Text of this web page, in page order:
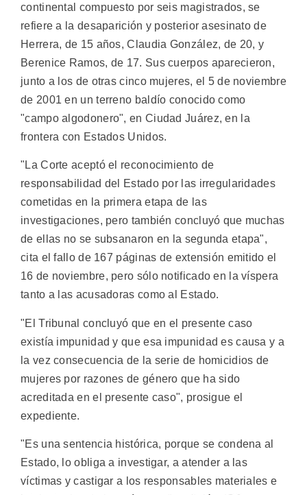
continental compuesto por seis magistrados, se
refiere a la desaparición y posterior asesinato de
Herrera, de 15 años, Claudia González, de 20, y
Berenice Ramos, de 17. Sus cuerpos aparecieron,
junto a los de otras cinco mujeres, el 5 de noviembre
de 2001 en un terreno baldío conocido como
"campo algodonero", en Ciudad Juárez, en la
frontera con Estados Unidos.
"La Corte aceptó el reconocimiento de
responsabilidad del Estado por las irregularidades
cometidas en la primera etapa de las
investigaciones, pero también concluyó que muchas
de ellas no se subsanaron en la segunda etapa",
cita el fallo de 167 páginas de extensión emitido el
16 de noviembre, pero sólo notificado en la víspera
tanto a las acusadoras como al Estado.
"El Tribunal concluyó que en el presente caso
existía impunidad y que esa impunidad es causa y a
la vez consecuencia de la serie de homicidios de
mujeres por razones de género que ha sido
acreditada en el presente caso", prosigue el
expediente.
"Es una sentencia histórica, porque se condena al
Estado, lo obliga a investigar, a atender a las
víctimas y castigar a los responsables materiales e